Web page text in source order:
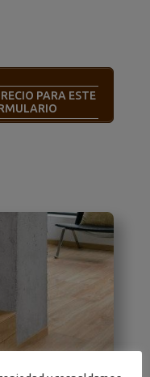
PARA ESTE